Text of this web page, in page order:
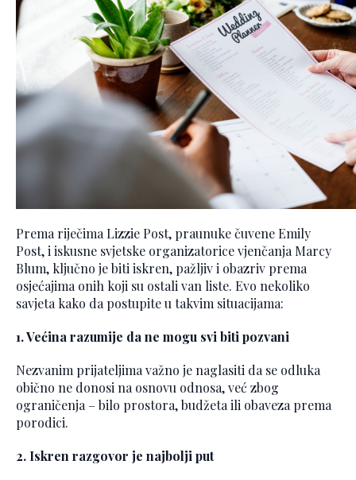
Prema riječima Lizzie Post, praunuke čuvene Emily
Post, i iskusne svjetske organizatorice vjenčanja Marcy
Blum, ključno je biti iskren, pažljiv i obazriv prema
osjećajima onih koji su ostali van liste. Evo nekoliko
savjeta kako da postupite u takvim situacijama:
1. Većina razumije da ne mogu svi biti pozvani
Nezvanim prijateljima važno je naglasiti da se odluka
obično ne donosi na osnovu odnosa, već zbog
ograničenja – bilo prostora, budžeta ili obaveza prema
porodici.
2. Iskren razgovor je najbolji put